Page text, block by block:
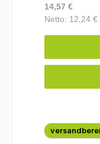
Regulärer Preis:
14,57 €
Netto: 12,24 €